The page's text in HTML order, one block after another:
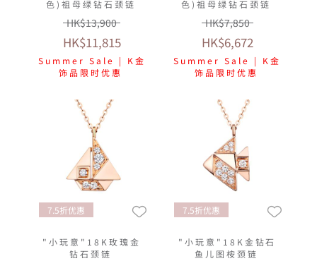
色)祖母绿钻石颈链
HK$13,900
HK$11,815
Summer Sale | K金
饰品限时优惠
色)祖母绿钻石颈链
HK$7,850
HK$6,672
Summer Sale | K金
饰品限时优惠
7.5折优惠
"小玩意"18K玫瑰金
钻石颈链
7.5折优惠
"小玩意"18K金钻石
鱼儿图桉颈链